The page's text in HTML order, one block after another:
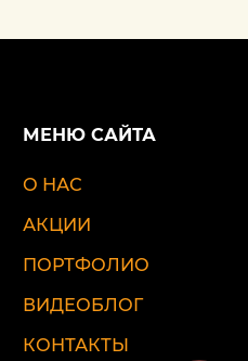
МЕНЮ САЙТА
О НАС
АКЦИИ
ПОРТФОЛИО
ВИДЕОБЛОГ
КОНТАКТЫ